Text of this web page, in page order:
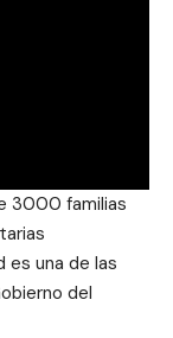
3000 familias
una de las
del